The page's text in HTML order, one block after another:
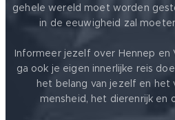
gehele wereld moet worden
in de eeuwigheid zal
Informeer jezelf over Hennep en
ga ook je eigen innerlijke reis
het belang van jezelf en het
mensheid, het dierenrijk en